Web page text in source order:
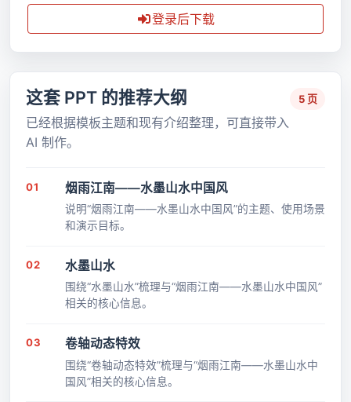
登录后下载
这套 PPT 的推荐大纲
已经根据模板主题和现有介绍整理，可直接带入
AI 制作。
5 页
01 烟雨江南――水墨山水中国风
说明“烟雨江南――水墨山水中国风”的主题、使用场景
和演示目标。
02 水墨山水
围绕“水墨山水”梳理与“烟雨江南――水墨山水中国风”
相关的核心信息。
03 卷轴动态特效
围绕“卷轴动态特效”梳理与“烟雨江南――水墨山水中
国风”相关的核心信息。